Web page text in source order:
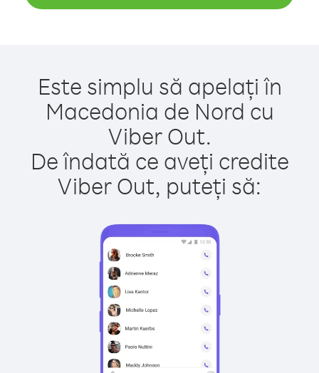
Este simplu să apelați în
Macedonia de Nord cu
Viber Out.
De îndată ce aveți credite
Viber Out, puteți să: